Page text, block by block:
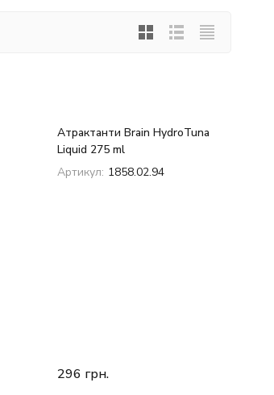
Атрактанти Brain HydroTuna
Liquid 275 ml
Артикул: 1858.02.94
296 грн.